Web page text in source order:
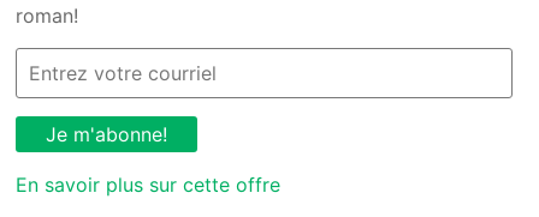
roman!
En savoir plus sur cette offre